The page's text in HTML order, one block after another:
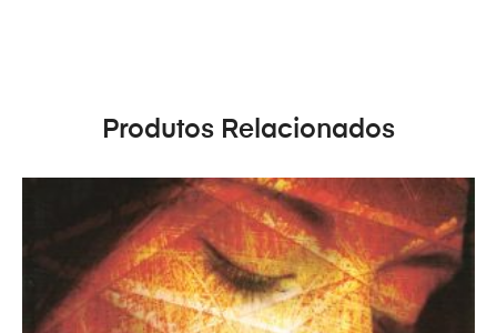
Produtos Relacionados